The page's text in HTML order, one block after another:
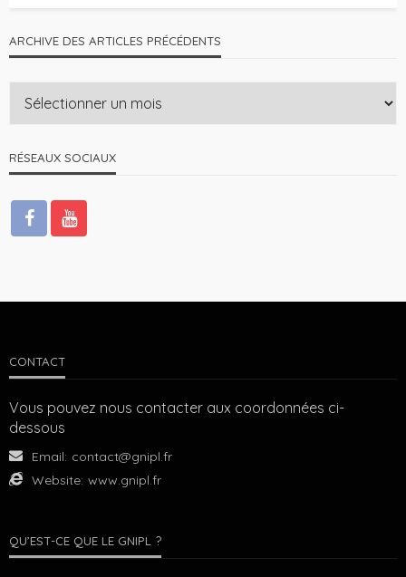
ARCHIVE DES ARTICLES PRÉCÉDENTS
RÉSEAUX SOCIAUX
CONTACT
Vous pouvez nous contacter aux coordonnées ci-
dessous
Email: contact@gnipl.fr
Website: www.gnipl.fr
QU’EST-CE QUE LE GNIPL ?